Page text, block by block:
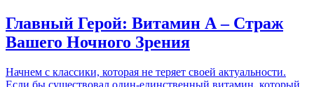
Главный Герой: Витамин А – Страж
Вашего Ночного Зрения
Начнем с классики, которая не теряет своей актуальности.
Если бы существовал один-единственный витамин, который